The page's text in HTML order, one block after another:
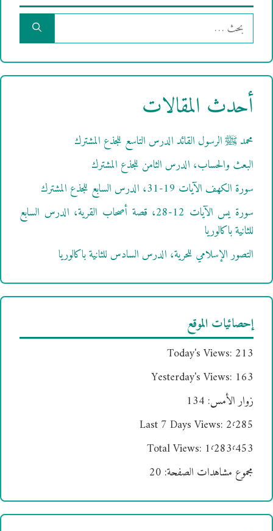
البحث
عن:
أحدث المقالات
محمد ﷺ الرسول القائد الدرس التاسع للجذع المشترك
البعث والحساب، الدرس الثامن للجذع المشترك
سورة الكهف الآيات 19-31، الدرس السابع للجذع المشترك
سورة يس الآيات 12-28، قصة أصحاب القرية، الدرس السابع
للثانية باكالوريا
التصور الإسلامي للحرية، الدرس السادس للثانية باكالوريا
إحصائيات الموقع
Today's Views: 213
Yesterday's Views: 163
زوار الأمس: 134
Last 7 Days Views: 2٬285
Total Views: 1٬283٬453
مجموع مشاهدات الصفحة: 20